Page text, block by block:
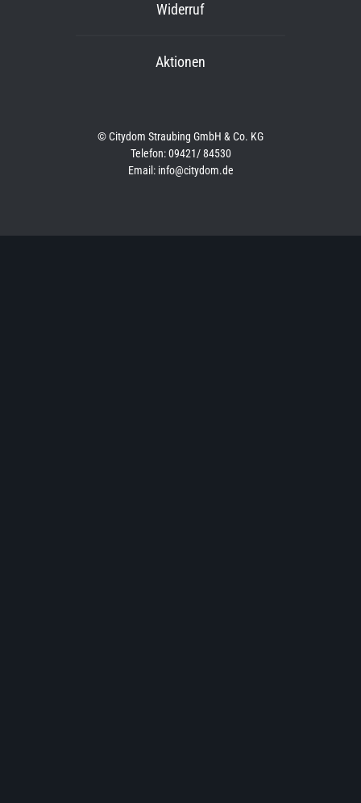
Widerruf
Aktionen
© Citydom Straubing GmbH & Co. KG
Telefon: 09421/ 84530
Email: info@citydom.de